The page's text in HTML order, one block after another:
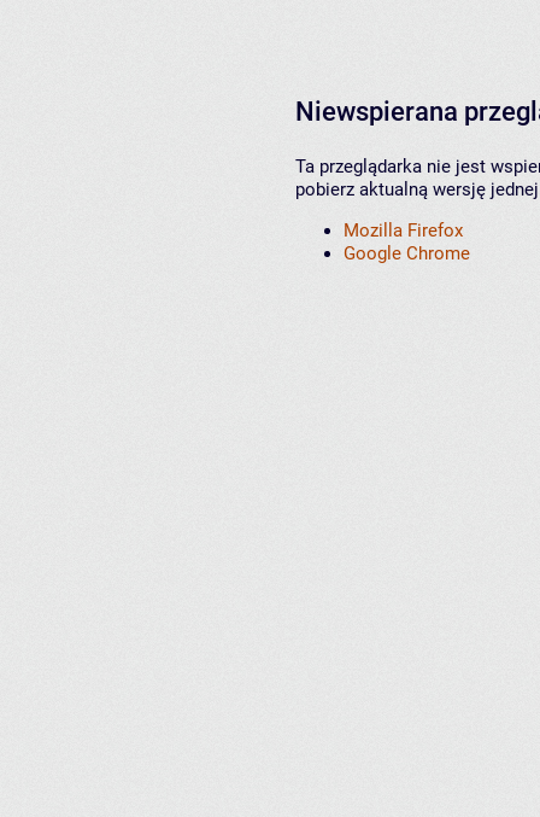
Niewspierana
Ta przeglądarka nie jest
pobierz aktualną wersję
Mozilla Firefox
Google Chrome